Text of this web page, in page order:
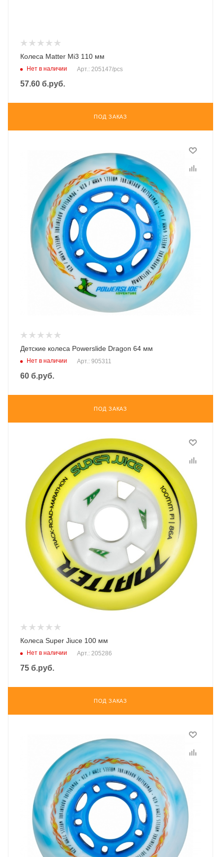
Колеса Matter Mi3 110 мм
Нет в наличии Арт.: 205147/pcs
57.60 б.руб.
ПОД ЗАКАЗ
Детские колеса Powerslide Dragon 64 мм
Нет в наличии Арт.: 905311
60 б.руб.
ПОД ЗАКАЗ
Колеса Super Jiuce 100 мм
Нет в наличии Арт.: 205286
75 б.руб.
ПОД ЗАКАЗ